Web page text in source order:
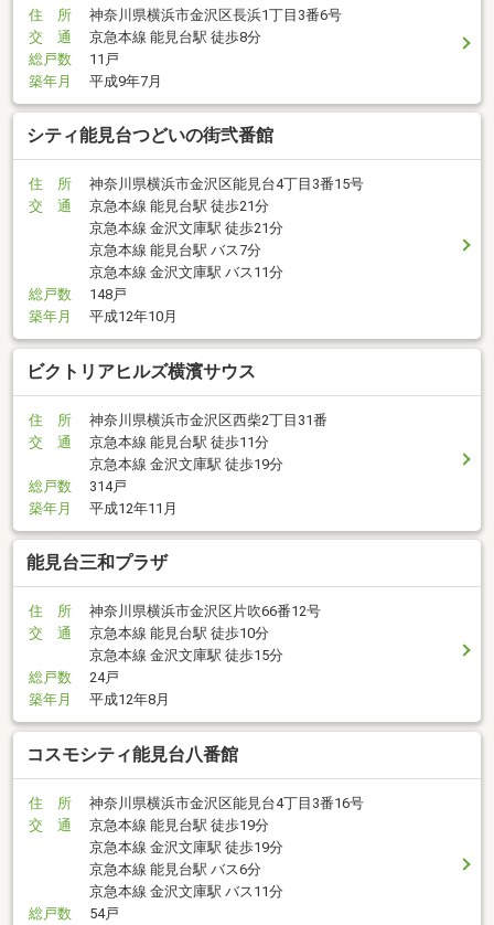
住 所
神奈川県横浜市金沢区長浜1丁目3番6号
交 通
京急本線 能見台駅 徒歩8分
総戸数
11戸
築年月
平成9年7月
シティ能見台つどいの街弐番館
住 所
神奈川県横浜市金沢区能見台4丁目3番15号
交 通
京急本線 能見台駅 徒歩21分
京急本線 金沢文庫駅 徒歩21分
京急本線 能見台駅 バス7分
京急本線 金沢文庫駅 バス11分
総戸数
148戸
築年月
平成12年10月
ビクトリアヒルズ横濱サウス
住 所
神奈川県横浜市金沢区西柴2丁目31番
交 通
京急本線 能見台駅 徒歩11分
京急本線 金沢文庫駅 徒歩19分
総戸数
314戸
築年月
平成12年11月
能見台三和プラザ
住 所
神奈川県横浜市金沢区片吹66番12号
交 通
京急本線 能見台駅 徒歩10分
京急本線 金沢文庫駅 徒歩15分
総戸数
24戸
築年月
平成12年8月
コスモシティ能見台八番館
住 所
神奈川県横浜市金沢区能見台4丁目3番16号
交 通
京急本線 能見台駅 徒歩19分
京急本線 金沢文庫駅 徒歩19分
京急本線 能見台駅 バス6分
京急本線 金沢文庫駅 バス11分
総戸数
54戸